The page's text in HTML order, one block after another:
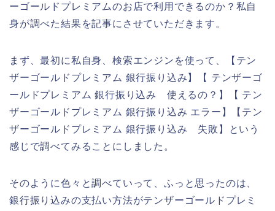
ーゴールドプレミアムのお店で利用できるのか？私自
身が調べた結果を記事にさせていただきます。
まず、最初に私自身、検索エンジンを使って、【テン
ザーゴールドプレミアム 銀行振り込み】【 テンザーゴ
ールドプレミアム 銀行振り込み 使えるの？】【 テン
ザーゴールドプレミアム 銀行振り込み エラー】【テン
ザーゴールドプレミアム 銀行振り込み 失敗】という
感じで調べてみることにしました。
そのように色々と調べていって、ふっと思ったのは、
銀行振り込みの支払い方法がテンザーゴールドプレミ